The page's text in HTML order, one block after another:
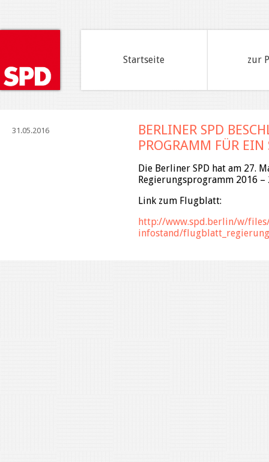
Startseite zur
31.05.2016
BERLINER SPD
PROGRAMM FÜR EIN
Die Berliner SPD hat am 27.
Regierungsprogramm 2016 –
Link zum Flugblatt:
http://www.spd.berlin/w/
infostand/